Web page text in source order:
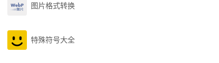
图片格式转换
特殊符号大全